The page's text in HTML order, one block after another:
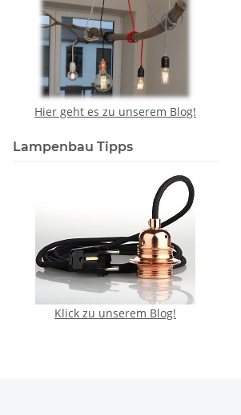
Hier geht es zu unserem Blog!
Lampenbau Tipps
Klick zu unserem Blog!